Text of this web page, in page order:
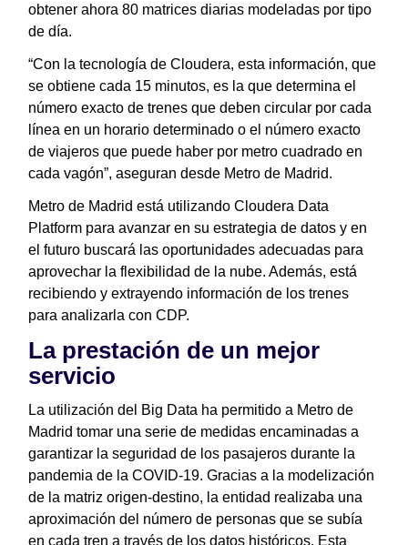
obtener ahora 80 matrices diarias modeladas por tipo
de día.
“Con la tecnología de Cloudera, esta información, que
se obtiene cada 15 minutos, es la que determina el
número exacto de trenes que deben circular por cada
línea en un horario determinado o el número exacto
de viajeros que puede haber por metro cuadrado en
cada vagón”, aseguran desde Metro de Madrid.
Metro de Madrid está utilizando Cloudera Data
Platform para avanzar en su estrategia de datos y en
el futuro buscará las oportunidades adecuadas para
aprovechar la flexibilidad de la nube. Además, está
recibiendo y extrayendo información de los trenes
para analizarla con CDP.
La prestación de un mejor
servicio
La utilización del Big Data ha permitido a Metro de
Madrid tomar una serie de medidas encaminadas a
garantizar la seguridad de los pasajeros durante la
pandemia de la COVID-19. Gracias a la modelización
de la matriz origen-destino, la entidad realizaba una
aproximación del número de personas que se subía
en cada tren a través de los datos históricos. Esta